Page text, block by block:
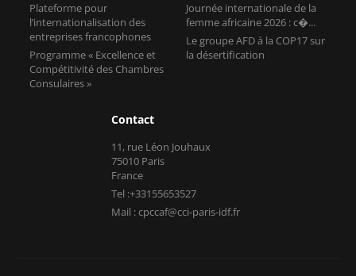
Plateforme pour
l’internationalisation des
entreprises francophones
Programme « Excellence et
Compétitivité des Chambres
Consulaires »
Journée internationale de la
femme africaine 2026 : c�...
Le groupe AFD à la COP17 sur
la désertification
Contact
11, rue Léon Jouhaux
75010 Paris
France
Tel :+33155653527
Mail : cpccaf@cci-paris-idf.fr